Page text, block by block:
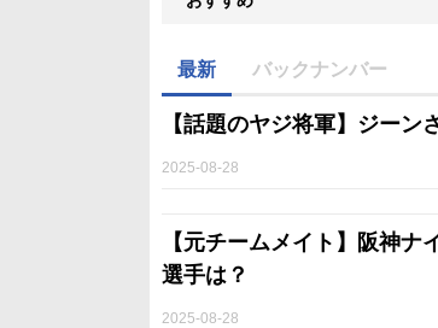
最新 バックナンバー
【話題のヤジ将軍】ジーン
2025-08-28
【元チームメイト】阪神
選手は？
2025-08-28